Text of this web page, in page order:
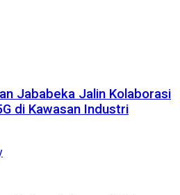
Jababeka Jalin Kolaborasi
di Kawasan Industri